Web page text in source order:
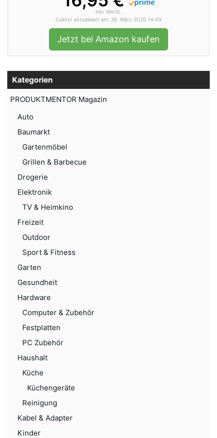
inkl. MwSt.
Zuletzt aktualisiert am: 26. März 2020 14:49
Jetzt bei Amazon kaufen
Kategorien
PRODUKTMENTOR Magazin
Auto
Baumarkt
Gartenmöbel
Grillen & Barbecue
Drogerie
Elektronik
TV & Heimkino
Freizeit
Outdoor
Sport & Fitness
Garten
Gesundheit
Hardware
Computer & Zubehör
Festplatten
PC Zubehör
Haushalt
Küche
Küchengeräte
Reinigung
Kabel & Adapter
Kinder